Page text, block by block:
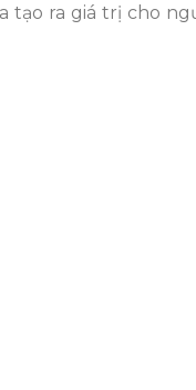
tạo ra giá trị cho